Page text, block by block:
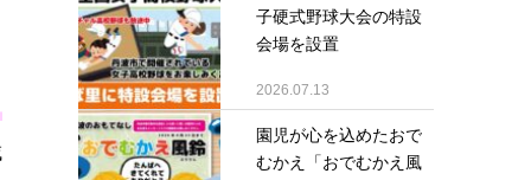
子硬式野球大会の特設
会場を設置
2026.07.13
園児が心を込めたおで
むかえ「おでむかえ風